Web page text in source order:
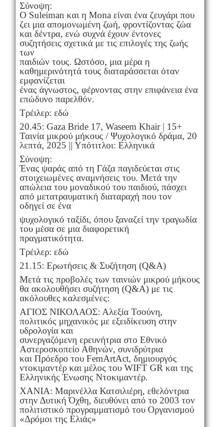
Σύνοψη:
Ο Suleiman και η Mona είναι ένα ζευγάρι που
ζει μια απομονωμένη ζωή, φροντίζοντας ζώα
και δέντρα, ενώ συχνά έχουν έντονες
συζητήσεις σχετικά με τις επιλογές της ζωής
των
παιδιών τους. Ωστόσο, μια μέρα η
καθημερινότητά τους διαταράσσεται όταν
εμφανίζεται
ένας άγνωστος, φέρνοντας στην επιφάνεια ένα
επώδυνο παρελθόν.
Τρέιλερ: εδώ
20.45: Gaza Bride 17, Waseem Khair | 15+
Ταινία μικρού μήκους / Ψυχολογικό δράμα, 20
λεπτά, 2025 || Υπότιτλοι: Ελληνικά
Σύνοψη:
Ένας ψαράς από τη Γάζα παγιδεύεται στις
στοιχειωμένες αναμνήσεις του. Μετά την
απώλεια του μοναδικού του παιδιού, πάσχει
από μετατραυματική διαταραχή που τον
οδηγεί σε ένα
ψυχολογικό ταξίδι, όπου ξαναζεί την τραγωδία
του μέσα σε μια διαφορετική
πραγματικότητα.
Τρέιλερ: εδώ
21.15: Ερωτήσεις & Συζήτηση (Q&A)
Μετά τις προβολές των ταινιών μικρού μήκους
θα ακολουθήσει συζήτηση (Q&A) με τις
ακόλουθες καλεσμένες:
ΑΓΙΟΣ ΝΙΚΟΛΑΟΣ: Αλεξία Τσούνη,
πολιτικός μηχανικός με εξειδίκευση στην
υδρολογία και
συνεργαζόμενη ερευνήτρια στο Εθνικό
Αστεροσκοπείο Αθηνών, συνιδρύτρια
και Πρόεδρο του FemArtAct, δημιουργός
ντοκιμαντέρ και μέλος του WIFT GR και της
Ελληνικής Ένωσης Ντοκιμαντέρ.
XANIA: Μαρινέλλα Κατσιλιέρη, εθελόντρια
στην Δυτική Όχθη, διευθύνει από το 2003 τον
πολιτιστικό προγραμματισμό του Οργανισμού
«Δρόμοι της Ελιάς»